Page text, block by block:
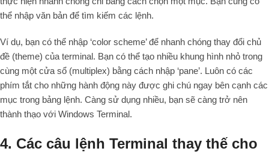
thể nhập văn bản để tìm kiếm các lệnh.
Ví dụ, bạn có thể nhập ‘color scheme’ để nhanh chóng thay đổi chủ
đề (theme) của terminal. Bạn có thể tạo nhiều khung hình nhỏ trong
cùng một cửa sổ (multiplex) bằng cách nhập ‘pane’. Luôn có các
phím tắt cho những hành động này được ghi chú ngay bên cạnh các
mục trong bảng lệnh. Càng sử dụng nhiều, bạn sẽ càng trở nên
thành thạo với Windows Terminal.
4. Các câu lệnh Terminal thay thế cho